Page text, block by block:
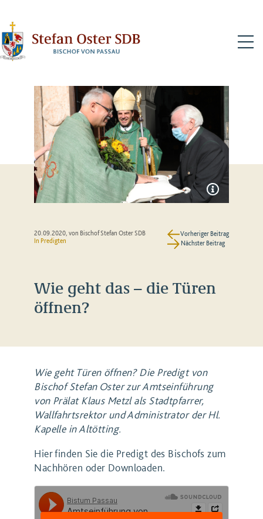
20.09.2020, von Bischof Stefan Oster SDB
In Predigten
Vorheriger Beitrag
Nächster Beitrag
Wie geht das – die Türen
öffnen?
Wie geht Türen öffnen? Die Predigt von
Bischof Stefan Oster zur Amtseinführung
von Prälat Klaus Metzl als Stadtpfarrer,
Wallfahrtsrektor und Administrator der Hl.
Kapelle in Altötting.
Hier finden Sie die Predigt des Bischofs zum
Nachhören oder Downloaden.